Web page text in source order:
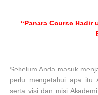
“Panara Course Hadir
Sebelum Anda masuk
perlu mengetahui apa itu
serta visi dan misi